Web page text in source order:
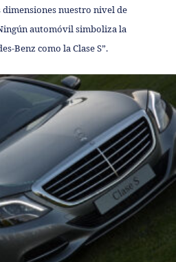
dimensiones nuestro nivel de
automóvil simboliza la
Benz como la Clase S”.